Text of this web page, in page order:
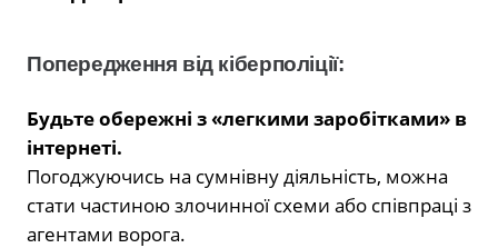
Попередження від кіберполіції:
Будьте обережні з «легкими заробітками» в
інтернеті.
Погоджуючись на сумнівну діяльність, можна
стати частиною злочинної схеми або співпраці з
агентами ворога.